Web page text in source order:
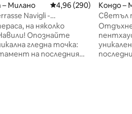
Милано Средна оценка: 4,96
4,96 (290)
Navigli -
на няколко
Опознайте
гледна точка:
на последния
Кондо –
Светъл